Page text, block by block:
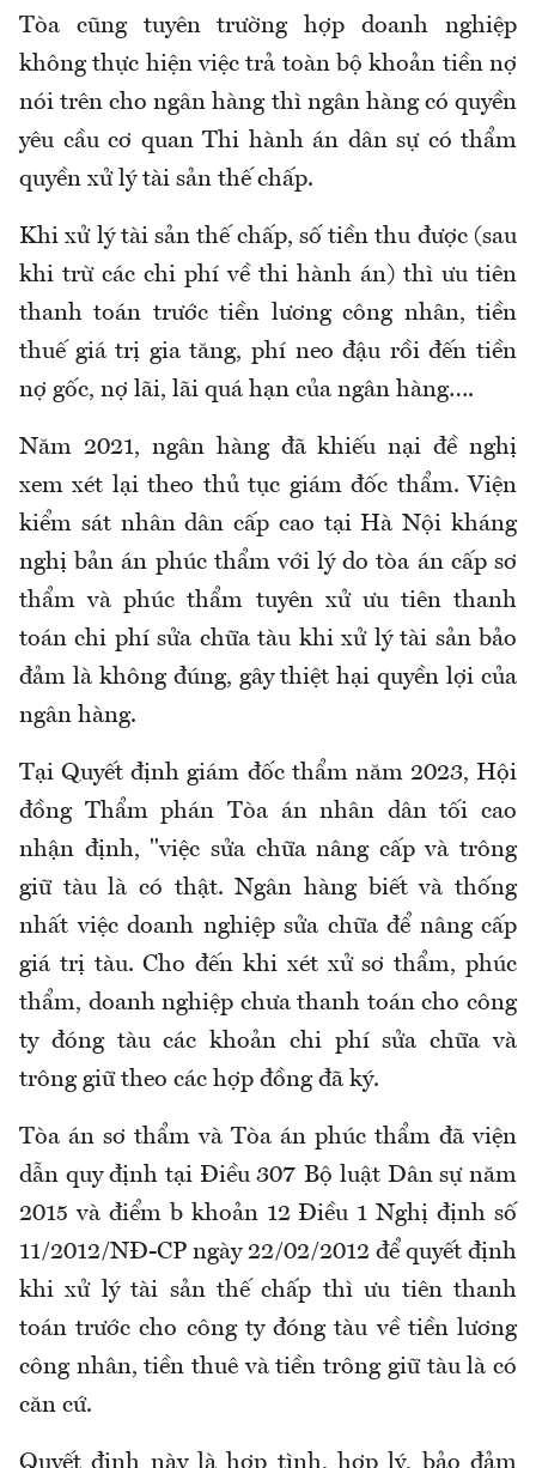
Tòa cũng tuyên trường hợp doanh nghiệp
không thực hiện việc trả toàn bộ khoản tiền nợ
nói trên cho ngân hàng thì ngân hàng có quyền
yêu cầu cơ quan Thi hành án dân sự có thẩm
quyền xử lý tài sản thế chấp.
Khi xử lý tài sản thế chấp, số tiền thu được (sau
khi trừ các chi phí về thi hành án) thì ưu tiên
thanh toán trước tiền lương công nhân, tiền
thuế giá trị gia tăng, phí neo đậu rồi đến tiền
nợ gốc, nợ lãi, lãi quá hạn của ngân hàng….
Năm 2021, ngân hàng đã khiếu nại đề nghị
xem xét lại theo thủ tục giám đốc thẩm. Viện
kiểm sát nhân dân cấp cao tại Hà Nội kháng
nghị bản án phúc thẩm với lý do tòa án cấp sơ
thẩm và phúc thẩm tuyên xử ưu tiên thanh
toán chi phí sửa chữa tàu khi xử lý tài sản bảo
đảm là không đúng, gây thiệt hại quyền lợi của
ngân hàng.
Tại Quyết định giám đốc thẩm năm 2023, Hội
đồng Thẩm phán Tòa án nhân dân tối cao
nhận định, "việc sửa chữa nâng cấp và trông
giữ tàu là có thật. Ngân hàng biết và thống
nhất việc doanh nghiệp sửa chữa để nâng cấp
giá trị tàu. Cho đến khi xét xử sơ thẩm, phúc
thẩm, doanh nghiệp chưa thanh toán cho công
ty đóng tàu các khoản chi phí sửa chữa và
trông giữ theo các hợp đồng đã ký.
Tòa án sơ thẩm và Tòa án phúc thẩm đã viện
dẫn quy định tại Điều 307 Bộ luật Dân sự năm
2015 và điểm b khoản 12 Điều 1 Nghị định số
11/2012/NĐ-CP ngày 22/02/2012 để quyết định
khi xử lý tài sản thế chấp thì ưu tiên thanh
toán trước cho công ty đóng tàu về tiền lương
công nhân, tiền thuê và tiền trông giữ tàu là có
căn cứ.